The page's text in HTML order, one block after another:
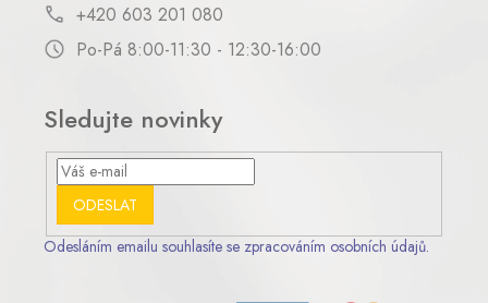
+420 603 201 080
Po-Pá 8:00-11:30 - 12:30-16:00
Sledujte novinky
ODESLAT
Odesláním emailu souhlasíte se zpracováním osobních údajů.